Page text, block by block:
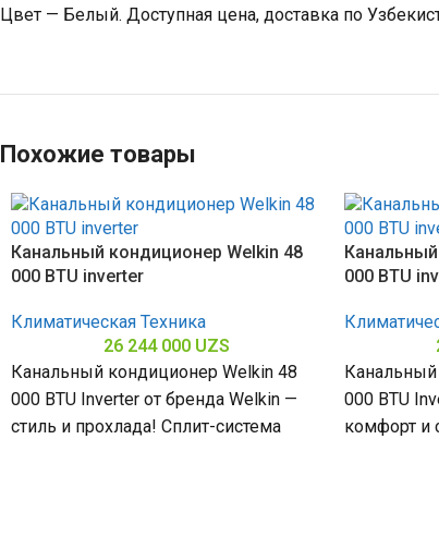
Цвет — Белый. Доступная цена, доставка по
Похожие товары
Канальный кондиционер Welkin 48
000 BTU inverter
Климатическая Техника
26 244 000 UZS
Канальный кондиционер Welkin 48
000 BTU Inverter от бренда Welkin —
стиль и прохлада! Сплит-система
000 BTU
000 BTU
комфорт и